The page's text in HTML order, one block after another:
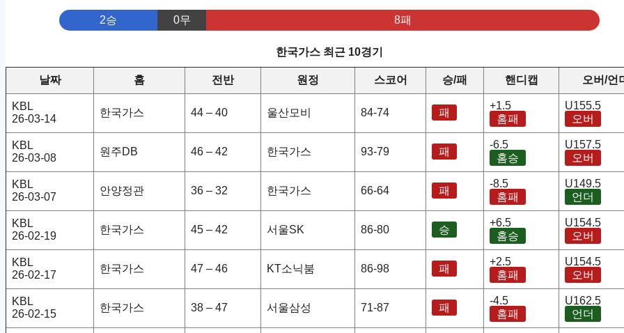
2승 0무 8패
한국가스 최근 10경기
날짜 홈 전반 원정 스코어 승/패 핸디캡 오버/언
KBL
26-03-14
한국가스 44 – 40 울산모비 84-74 패
+1.5
홈패
U155.5
오버
KBL
26-03-08
원주DB 46 – 42 한국가스 93-79 패
-6.5
홈승
U157.5
오버
KBL
26-03-07
안양정관 36 – 32 한국가스 66-64 패
-8.5
홈패
U149.5
언더
KBL
26-02-19
한국가스 45 – 42 서울SK 86-80 승
+6.5
홈승
U154.5
오버
KBL
26-02-17
한국가스 47 – 46 KT소닉붐 86-98 패
+2.5
홈패
U154.5
오버
KBL
26-02-15
한국가스 38 – 47 서울삼성 71-87 패
-4.5
홈패
U162.5
언더